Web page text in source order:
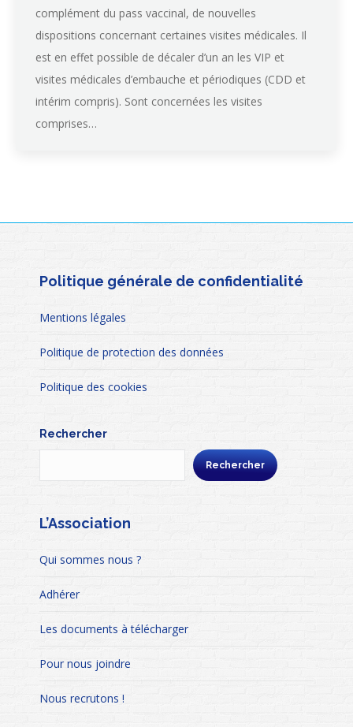
complément du pass vaccinal, de nouvelles
dispositions concernant certaines visites médicales. Il
est en effet possible de décaler d’un an les VIP et
visites médicales d’embauche et périodiques (CDD et
intérim compris). Sont concernées les visites
comprises…
Politique générale de confidentialité
Mentions légales
Politique de protection des données
Politique des cookies
Rechercher
Rechercher
L’Association
Qui sommes nous ?
Adhérer
Les documents à télécharger
Pour nous joindre
Nous recrutons !